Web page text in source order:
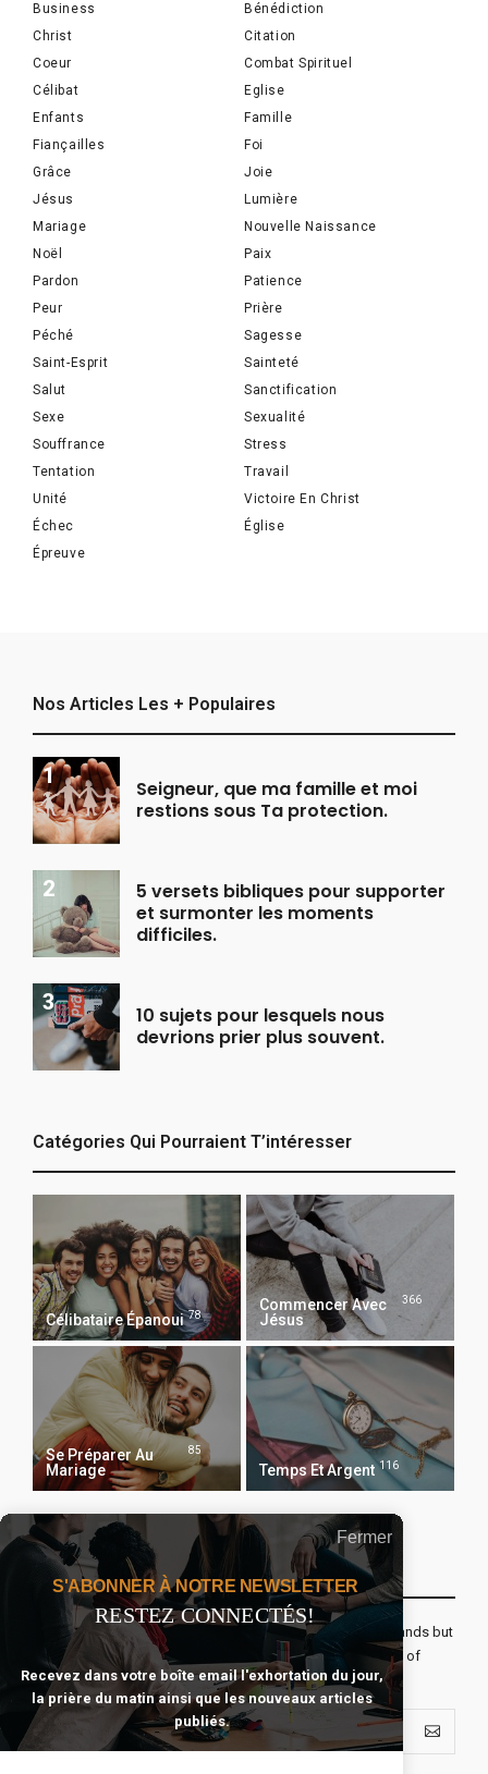
Business
Bénédiction
Christ
Citation
Coeur
Combat Spirituel
Célibat
Eglise
Enfants
Famille
Fiançailles
Foi
Grâce
Joie
Jésus
Lumière
Mariage
Nouvelle Naissance
Noël
Paix
Pardon
Patience
Peur
Prière
Péché
Sagesse
Saint-Esprit
Sainteté
Salut
Sanctification
Sexe
Sexualité
Souffrance
Stress
Tentation
Travail
Unité
Victoire En Christ
Échec
Église
Épreuve
Nos Articles Les + Populaires
Seigneur, que ma famille et moi
restions sous Ta protection.
5 versets bibliques pour supporter
et surmonter les moments
difficiles.
10 sujets pour lesquels nous
devrions prier plus souvent.
Catégories Qui Pourraient T’intéresser
Célibataire Épanoui 78
Commencer Avec
Jésus
366
Se Préparer Au
Mariage
85
Temps Et Argent 116
Recevoir Notre Newsletter Chaque Matin
The real voyage of discovery consists not in seeking new lands but
seeing with new eyes. All journeys have secret destinations of
which the traveler is unaware.
Fermer
S'ABONNER À NOTRE NEWSLETTER
RESTEZ CONNECTÉS!
Recevez dans votre boîte email l'exhortation du jour,
la prière du matin ainsi que les nouveaux articles
publiés.